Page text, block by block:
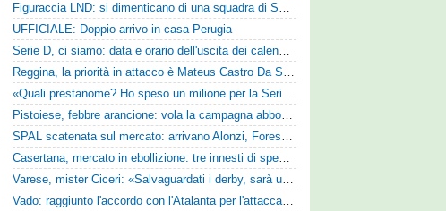
Figuraccia LND: si dimenticano di una squadra di Serie D, è da rifare il programma Coppa Italia
UFFICIALE: Doppio arrivo in casa Perugia
Serie D, ci siamo: data e orario dell'uscita dei calendari ufficiali
Reggina, la priorità in attacco è Mateus Castro Da Silva: ore decisive per la fumata bianca
«Quali prestanome? Ho speso un milione per la Serie D»: Bandecchi rompe il silenzio sul futuro della Ternana
Pistoiese, febbre arancione: vola la campagna abbonamenti, superata quota 750 tessere
SPAL scatenata sul mercato: arrivano Alonzi, Foresta, Munaretto e Tobia
Casertana, mercato in ebollizione: tre innesti di spessore per lo scacchiere di Vinicio Espinal
Varese, mister Ciceri: «Salvaguardati i derby, sarà un campionato avvincente»
Vado: raggiunto l'accordo con l'Atalanta per l'attaccante Frederick Samuel Ndongue